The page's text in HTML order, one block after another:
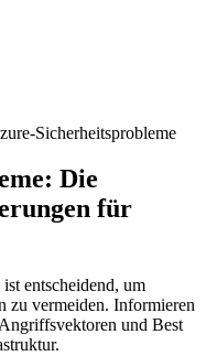
Sicherheitsprobleme
Die
für
entscheidend, um
zu vermeiden. Informieren
und Best